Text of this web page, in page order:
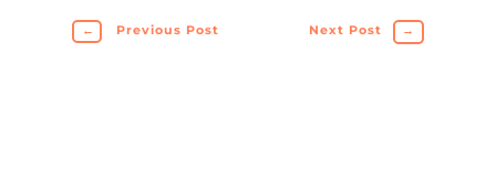
← Previous Post Next Post →